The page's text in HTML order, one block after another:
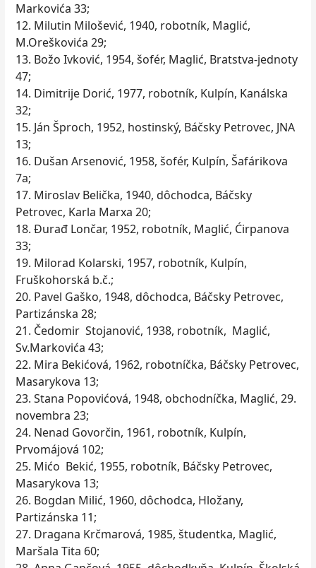
Markovića 33;
12. Milutin Milošević, 1940, robotník, Maglić,
M.Oreškovića 29;
13. Božo Ivković, 1954, šofér, Maglić, Bratstva-jednoty
47;
14. Dimitrije Dorić, 1977, robotník, Kulpín, Kanálska
32;
15. Ján Šproch, 1952, hostinský, Báčsky Petrovec, JNA
13;
16. Dušan Arsenović, 1958, šofér, Kulpín, Šafárikova
7a;
17. Miroslav Belička, 1940, dôchodca, Báčsky
Petrovec, Karla Marxa 20;
18. Đurađ Lončar, 1952, robotník, Maglić, Ćirpanova
33;
19. Milorad Kolarski, 1957, robotník, Kulpín,
Fruškohorská b.č.;
20. Pavel Gaško, 1948, dôchodca, Báčsky Petrovec,
Partizánska 28;
21. Čedomir Stojanović, 1938, robotník, Maglić,
Sv.Markovića 43;
22. Mira Bekićová, 1962, robotníčka, Báčsky Petrovec,
Masarykova 13;
23. Stana Popovićová, 1948, obchodníčka, Maglić, 29.
novembra 23;
24. Nenad Govorčin, 1961, robotník, Kulpín,
Prvomájová 102;
25. Mićo Bekić, 1955, robotník, Báčsky Petrovec,
Masarykova 13;
26. Bogdan Milić, 1960, dôchodca, Hložany,
Partizánska 11;
27. Dragana Krčmarová, 1985, študentka, Maglić,
Maršala Tita 60;